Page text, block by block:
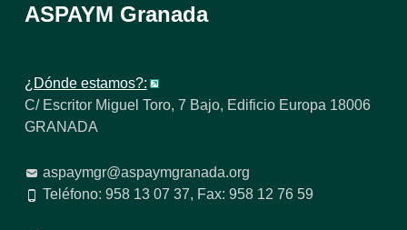
ASPAYM Granada
¿Dónde estamos?:
C/ Escritor Miguel Toro, 7 Bajo, Edificio Europa 18006
GRANADA
aspaymgr@aspaymgranada.org
Teléfono: 958 13 07 37, Fax: 958 12 76 59